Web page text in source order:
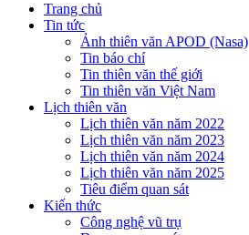
Trang chủ
Tin tức
Ảnh thiên văn APOD (Nasa)
Tin báo chí
Tin thiên văn thế giới
Tin thiên văn Việt Nam
Lịch thiên văn
Lịch thiên văn năm 2022
Lịch thiên văn năm 2023
Lịch thiên văn năm 2024
Lịch thiên văn năm 2025
Tiêu điểm quan sát
Kiến thức
Công nghệ vũ trụ